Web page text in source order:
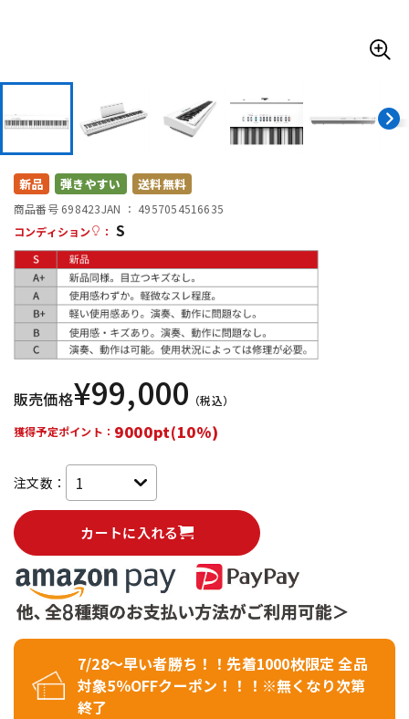
中古
新品 弾きやすい 送料無料
商品番号 698423JAN ： 4957054516635
コンディション
： S
販売価格¥99,000 （税込）
獲得予定ポイント： 9000pt(10%)
注文数：
カートに入れる
7/28～早い者勝ち！！先着1000枚限定 全品
対象5％OFFクーポン！！！※無くなり次第
終了